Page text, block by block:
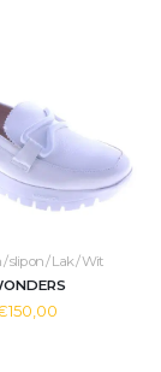
/ slip on / Lak / Wit